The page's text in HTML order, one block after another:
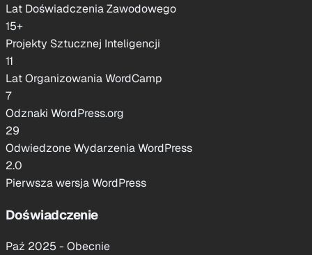
Lat Doświadczenia Zawodowego
15+
Projekty Sztucznej Inteligencji
11
Lat Organizowania WordCamp
7
Odznaki WordPress.org
29
Odwiedzone Wydarzenia WordPress
2.0
Pierwsza wersja WordPress
Doświadczenie
Paź 2025 - Obecnie